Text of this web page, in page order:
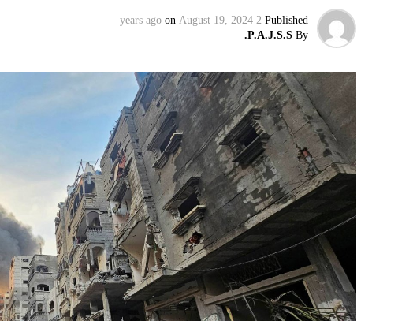
Published
2 years ago
on August 19, 2024
By
P.A.J.S.S.